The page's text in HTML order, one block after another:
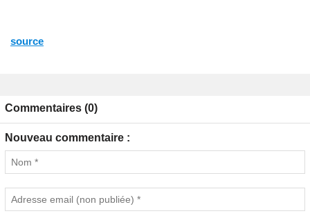
source
Commentaires (0)
Nouveau commentaire :